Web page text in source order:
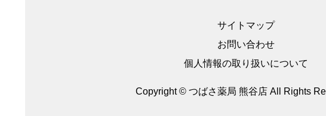
サイトマップ
お問い合わせ
個人情報の取り扱いについて
Copyright © つばさ薬局 熊谷店 All Rights